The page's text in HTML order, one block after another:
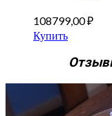
108799,00₽
Купить